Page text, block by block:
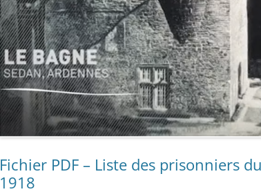
Fichier PDF – Liste des prisonniers
1918